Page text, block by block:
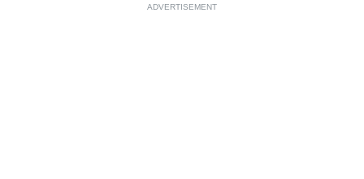
ADVERTISEMENT